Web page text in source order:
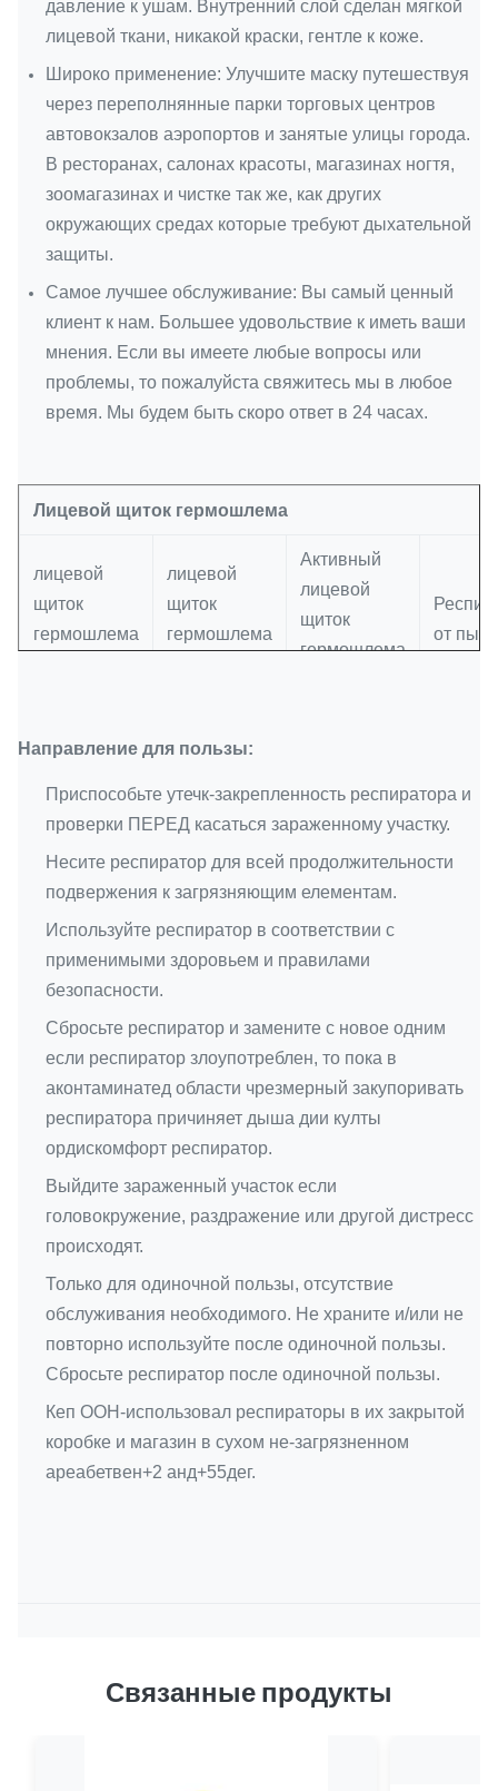
давление к ушам. Внутренний слой сделан мягкой
лицевой ткани, никакой краски, гентле к коже.
Широко применение: Улучшите маску путешествуя
через переполнянные парки торговых центров
автовокзалов аэропортов и занятые улицы города.
В ресторанах, салонах красоты, магазинах ногтя,
зоомагазинах и чистке так же, как других
окружающих средах которые требуют дыхательной
защиты.
Самое лучшее обслуживание: Вы самый ценный
клиент к нам. Большее удовольствие к иметь ваши
мнения. Если вы имеете любые вопросы или
проблемы, то пожалуйста свяжитесь мы в любое
время. Мы будем быть скоро ответ в 24 часах.
Лицевой щиток гермошлема
лицевой
щиток
гермошлема
лицевой
щиток
гермошлема
Активный
лицевой
щиток
гермошлема
от пыли
ФФП1,
маска ФФП3
гермошлема
с экраном
для
Маска с
Эарлооп
Маска с
связью
Маска БФЭ
>95%
Маска
Направление для пользы:
Приспособьте утечк-закрепленность респиратора и
проверки ПЕРЕД касаться зараженному участку.
Несите респиратор для всей продолжительности
подвержения к загрязняющим елементам.
Используйте респиратор в соответствии с
применимыми здоровьем и правилами
безопасности.
Сбросьте респиратор и замените с новое одним
если респиратор злоупотреблен, то пока в
аконтаминатед области чрезмерный закупоривать
респиратора причиняет дыша дии култы
ордискомфорт респиратор.
Выйдите зараженный участок если
головокружение, раздражение или другой дистресс
происходят.
Только для одиночной пользы, отсутствие
обслуживания необходимого. Не храните и/или не
повторно используйте после одиночной пользы.
Сбросьте респиратор после одиночной пользы.
Кеп ООН-использовал респираторы в их закрытой
коробке и магазин в сухом не-загрязненном
ареабетвен+2 анд+55дег.
Связанные продукты